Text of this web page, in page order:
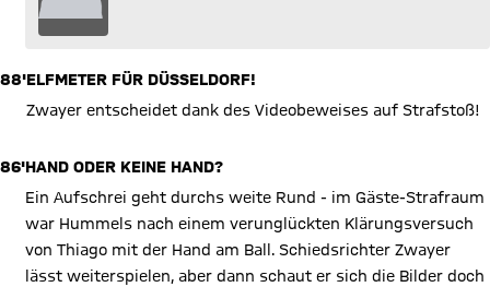
88'ELFMETER FÜR DÜSSELDORF!
Zwayer entscheidet dank des Videobeweises auf Strafstoß!
86'HAND ODER KEINE HAND?
Ein Aufschrei geht durchs weite Rund - im Gäste-Strafraum
war Hummels nach einem verunglückten Klärungsversuch
von Thiago mit der Hand am Ball. Schiedsrichter Zwayer
lässt weiterspielen, aber dann schaut er sich die Bilder doch